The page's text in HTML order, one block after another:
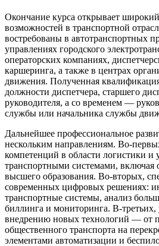
Окончание курса открывает
возможностей в транспортной
востребованы в автотранспортных
управлениях городского
операторских компаниях,
каршеринга, а также в центрах
движения. Полученная
должности диспетчера, старшего
руководителя, а со временем —
службы или начальника службы
Дальнейшее профессиональное
нескольким направлениям. Во-
компетенций в области логистики и
транспортными системами, включая
высшего образования. Во-вторых,
современных цифровых решениях:
транспортные системы, анализ
биллинга и мониторинга. В-третьих,
внедрению новых технологий — от
общественного транспорта на
элементами автоматизации и